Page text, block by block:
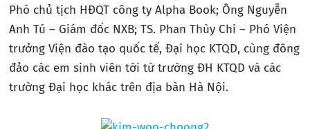
Phó chủ tịch HĐQT công ty Alpha Book; Ông Nguyễn
Anh Tú – Giám đốc NXB; TS. Phan Thùy Chi – Phó Viện
trưởng Viện đào tạo quốc tế, Đại học KTQD, cùng đông
đảo các em sinh viên tới từ trường ĐH KTQD và các
trường Đại học khác trên địa bàn Hà Nội.